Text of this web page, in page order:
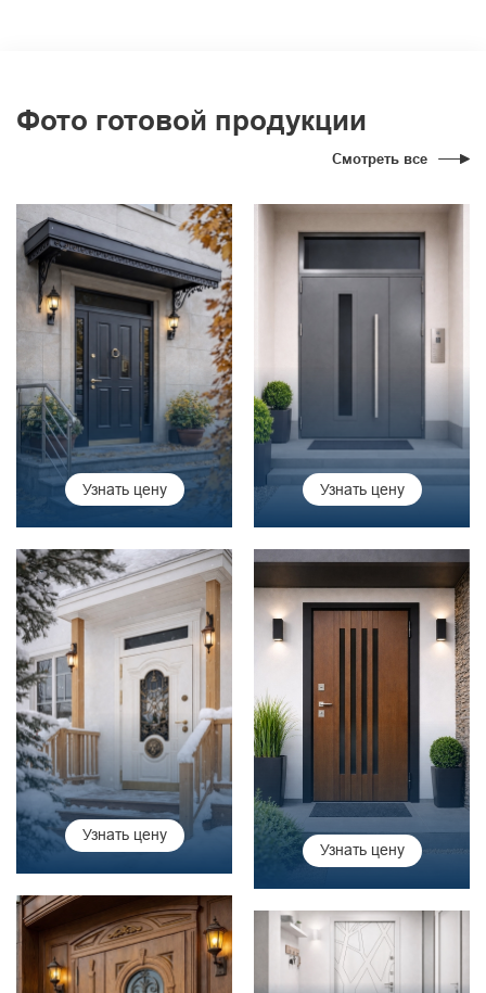
Фото готовой продукции
Смотреть все
Узнать цену Узнать цену
Узнать цену
Узнать цену